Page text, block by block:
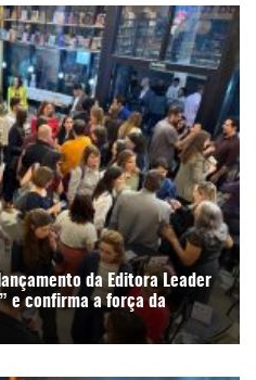
da Editora Leader
e confirma a força da